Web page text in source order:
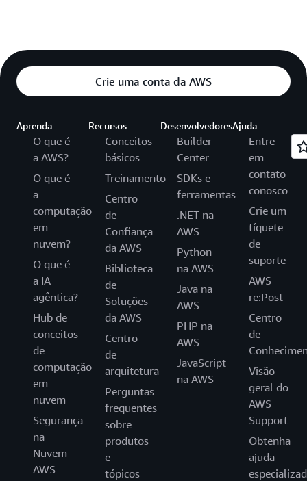
Crie uma conta da AWS
Aprenda
O que é
a AWS?
O que é
a
computação
em
nuvem?
O que é
a IA
agêntica?
Hub de
conceitos
de
computação
em
nuvem
Segurança
na
Nuvem
AWS
Recursos
Conceitos
básicos
Treinamento
Centro
de
Confiança
da AWS
Biblioteca
de
Soluções
da AWS
Centro
de
arquitetura
Perguntas
frequentes
sobre
produtos
e
tópicos
Desenvolvedores
Builder
Center
SDKs e
ferramentas
.NET na
AWS
Python
na AWS
Java na
AWS
PHP na
AWS
JavaScript
na AWS
Ajuda
Entre
em
contato
conosco
Crie um
tíquete
de
suporte
AWS
re:Post
Centro
de
Visão
geral do
AWS
Support
Obtenha
ajuda